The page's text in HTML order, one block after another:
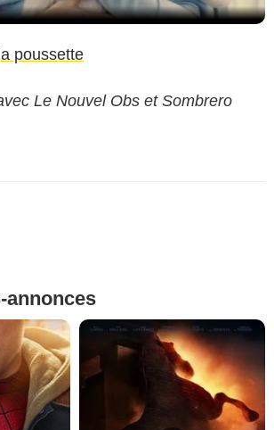
poussette
Le Nouvel Obs et Sombrero
annonces